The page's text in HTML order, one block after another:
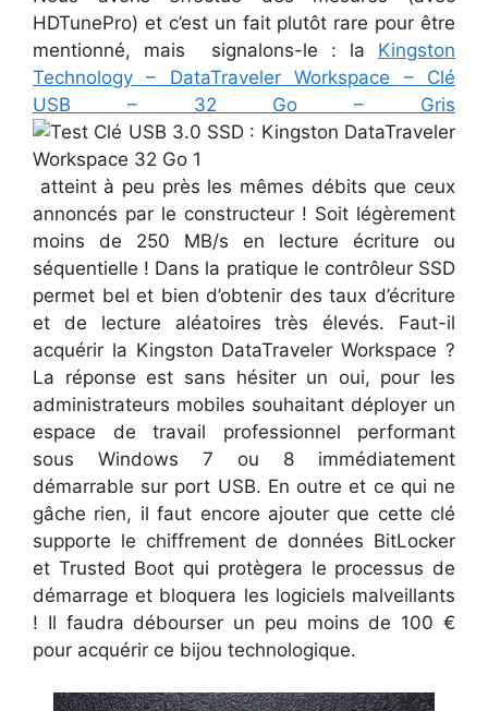
HDTunePro) et c’est un fait plutôt rare pour être
mentionné, mais signalons-le : la Kingston
Technology – DataTraveler Workspace – Clé
USB – 32 Go – Gris
atteint à peu près les mêmes débits que ceux
annoncés par le constructeur ! Soit légèrement
moins de 250 MB/s en lecture écriture ou
séquentielle ! Dans la pratique le contrôleur SSD
permet bel et bien d’obtenir des taux d’écriture
et de lecture aléatoires très élevés. Faut-il
acquérir la Kingston DataTraveler Workspace ?
La réponse est sans hésiter un oui, pour les
administrateurs mobiles souhaitant déployer un
espace de travail professionnel performant
sous Windows 7 ou 8 immédiatement
démarrable sur port USB. En outre et ce qui ne
gâche rien, il faut encore ajouter que cette clé
supporte le chiffrement de données BitLocker
et Trusted Boot qui protègera le processus de
démarrage et bloquera les logiciels malveillants
! Il faudra débourser un peu moins de 100 €
pour acquérir ce bijou technologique.